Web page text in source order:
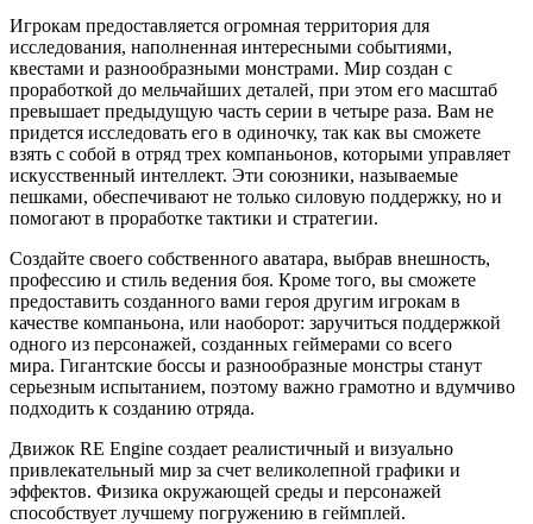
Игрокам предоставляется огромная территория для
исследования, наполненная интересными событиями,
квестами и разнообразными монстрами. Мир создан с
проработкой до мельчайших деталей, при этом его масштаб
превышает предыдущую часть серии в четыре раза. Вам не
придется исследовать его в одиночку, так как вы сможете
взять с собой в отряд трех компаньонов, которыми управляет
искусственный интеллект. Эти союзники, называемые
пешками, обеспечивают не только силовую поддержку, но и
помогают в проработке тактики и стратегии.
Создайте своего собственного аватара, выбрав внешность,
профессию и стиль ведения боя. Кроме того, вы сможете
предоставить созданного вами героя другим игрокам в
качестве компаньона, или наоборот: заручиться поддержкой
одного из персонажей, созданных геймерами со всего
мира. Гигантские боссы и разнообразные монстры станут
серьезным испытанием, поэтому важно грамотно и вдумчиво
подходить к созданию отряда.
Движок RE Engine создает реалистичный и визуально
привлекательный мир за счет великолепной графики и
эффектов. Физика окружающей среды и персонажей
способствует лучшему погружению в геймплей.